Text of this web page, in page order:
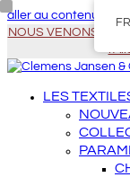
aller au contenu
NOUS VENONS À
LES
FR